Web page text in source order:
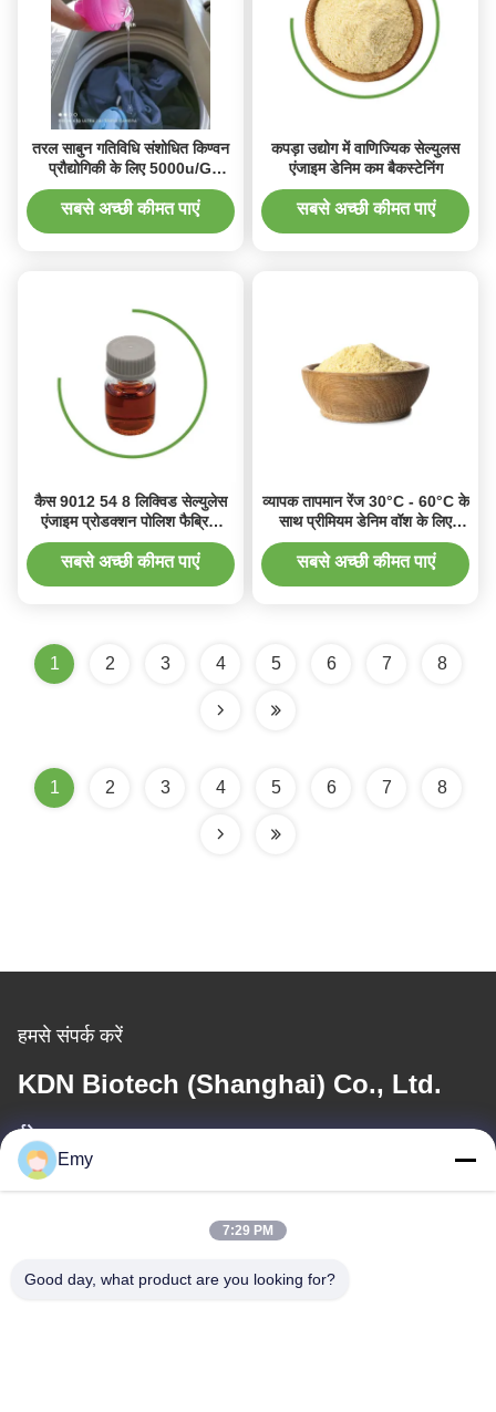
तरल साबुन गतिविधि संशोधित किण्वन
प्रौद्योगिकी के लिए 5000u/G
सेल्युलेस एंजाइम
सबसे अच्छी कीमत पाएं
कपड़ा उद्योग में वाणिज्यिक सेल्युलस
एंजाइम डेनिम कम बैकस्टेनिंग
सबसे अच्छी कीमत पाएं
कैस 9012 54 8 लिक्विड सेल्युलेस
एंजाइम प्रोडक्शन पोलिश फैब्रिक
बायोडिग्रेडेबल
सबसे अच्छी कीमत पाएं
व्यापक तापमान रेंज 30°C - 60°C के
साथ प्रीमियम डेनिम वॉश के लिए
स्टोनजाइम D15 सेल्युलेस एंजाइम
सबसे अच्छी कीमत पाएं
1 2 3 4 5 6 7 8
1 2 3 4 5 6 7 8
हमसे संपर्क करें
KDN Biotech (Shanghai) Co., Ltd.
ईमेल
Emy
7:29 PM
Good day, what product are you looking for?